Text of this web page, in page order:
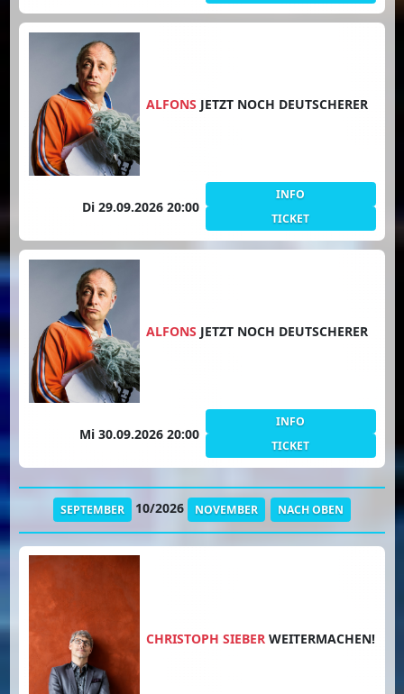
ALFONS JETZT NOCH DEUTSCHERER
Di 29.09.2026 20:00
INFO
TICKET
ALFONS JETZT NOCH DEUTSCHERER
Mi 30.09.2026 20:00
INFO
TICKET
SEPTEMBER 10/2026 NOVEMBER NACH OBEN
CHRISTOPH SIEBER WEITERMACHEN!